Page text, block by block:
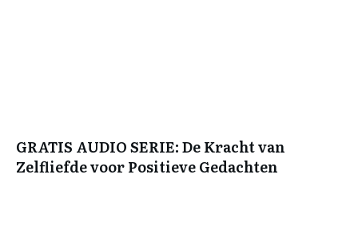
GRATIS AUDIO SERIE: De Kracht van
Zelfliefde voor Positieve Gedachten